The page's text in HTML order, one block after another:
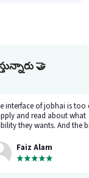
🤝
interface of jobhai is too
and read about what
they wants. And the
HR l like the most. I
for job let's see whats
Faiz Alam